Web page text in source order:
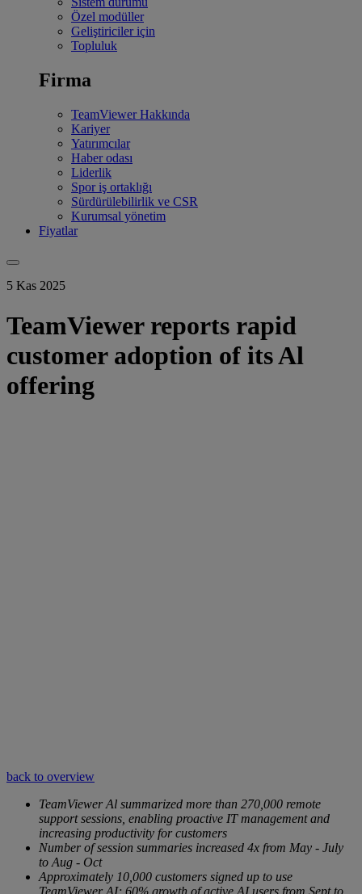
Özel modüller
Geliştiriciler için
Topluluk
Firma
TeamViewer Hakkında
Kariyer
Yatırımcılar
Haber odası
Liderlik
Spor iş ortaklığı
Sürdürülebilirlik ve CSR
Kurumsal yönetim
Fiyatlar
5 Kas 2025
TeamViewer reports rapid
customer adoption of its Al
offering
back to overview
TeamViewer Al summarized more than 270,000 remote
support sessions, enabling proactive IT management and
increasing productivity for customers
Number of session summaries increased 4x from May - July
to Aug - Oct
Approximately 10,000 customers signed up to use
TeamViewer AI; 60% growth of active AI users from Sept to